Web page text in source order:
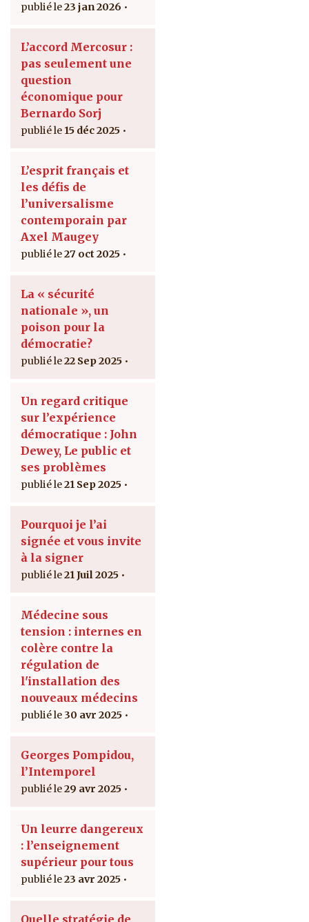
23 jan 2026
L’accord Mercosur :
pas seulement une
question
économique pour
Bernardo Sorj
15 déc 2025
L’esprit français et
les défis de
l’universalisme
contemporain par
Axel Maugey
27 oct 2025
La « sécurité
nationale », un
poison pour la
démocratie?
22 Sep 2025
Un regard critique
sur l’expérience
démocratique : John
Dewey, Le public et
ses problèmes
21 Sep 2025
Pourquoi je l’ai
signée et vous invite
à la signer
21 Juil 2025
Médecine sous
tension : internes en
colère contre la
régulation de
l'installation des
nouveaux médecins
30 avr 2025
Georges Pompidou,
l’Intemporel
29 avr 2025
Un leurre dangereux
: l’enseignement
supérieur pour tous
23 avr 2025